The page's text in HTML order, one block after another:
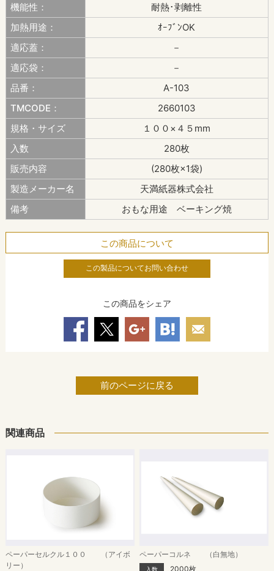
機能性：
耐熱･剥離性
加熱用途：
ｵｰﾌﾞﾝOK
適応蓋：
－
適応袋：
－
品番：
A-103
TMCODE：
2660103
規格・サイズ
１００×４５mm
入数
280枚
販売内容
(280枚×1袋)
製造メーカー名
天満紙器株式会社
備考
おもな用途 ベーキング焼
この商品について
この製品についてお問い合わせ
この商品をシェア
前のページに戻る
関連商品
ペーパーセルクル１００ （アイボ
リー）
ペーパーコルネ （白無地）
入数 2000枚